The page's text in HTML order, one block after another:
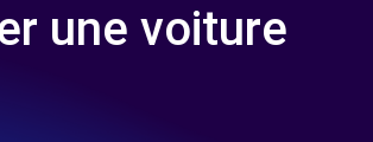
une voiture